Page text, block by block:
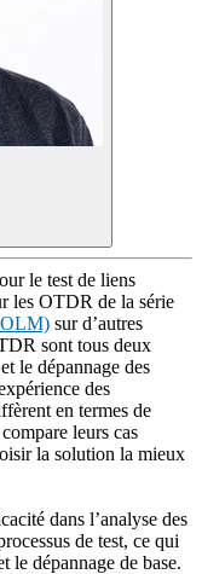
le test de liens
les OTDR de la série
sur d’autres
sont tous deux
le dépannage des
des
en termes de
leurs cas
la solution la mieux
dans l’analyse des
de test, ce qui
le dépannage de base.